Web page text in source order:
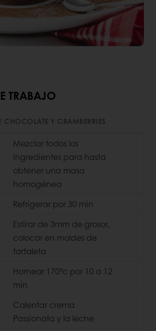
TRABAJO
CHOCOLATE Y CRAMBERRIES
Mezclar todos los
ingredientes para hasta
obtener una masa
homogénea
Refrigerar por 30 min
Estirar de 3mm de grosor,
colocar en moldes de
tartaleta
Hornear 170°c por 10 a 12
min
Calentar crema
Passionata y la leche